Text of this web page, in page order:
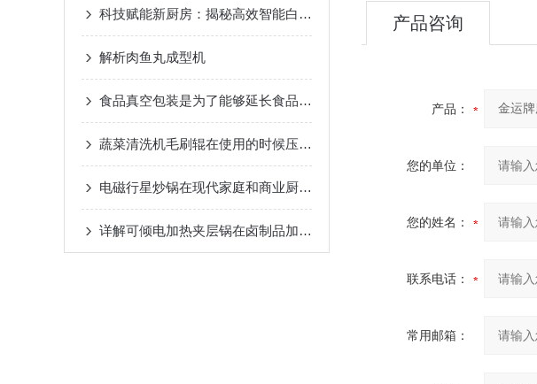
科技赋能新厨房：揭秘高效智能白萝卜清洗机
解析肉鱼丸成型机
食品真空包装是为了能够延长食品的保质期
蔬菜清洗机毛刷辊在使用的时候压力一定要合适
电磁行星炒锅在现代家庭和商业厨房中得到了广泛应用
详解可倾电加热夹层锅在卤制品加工中的实用优势
产品咨询
产品：
您的单位：
您的姓名：
联系电话：
常用邮箱：